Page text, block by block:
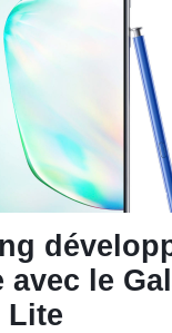
avec le
Lite